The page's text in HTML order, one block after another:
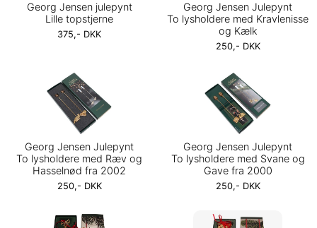
Georg Jensen julepynt
Lille topstjerne
375,- DKK
Georg Jensen Julepynt
To lysholdere med Kravlenisse
og Kælk
250,- DKK
Georg Jensen Julepynt
To lysholdere med Ræv og
Hasselnød fra 2002
250,- DKK
Georg Jensen Julepynt
To lysholdere med Svane og
Gave fra 2000
250,- DKK